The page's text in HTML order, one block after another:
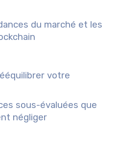
du marché et les
votre
sous-évaluées que
négliger